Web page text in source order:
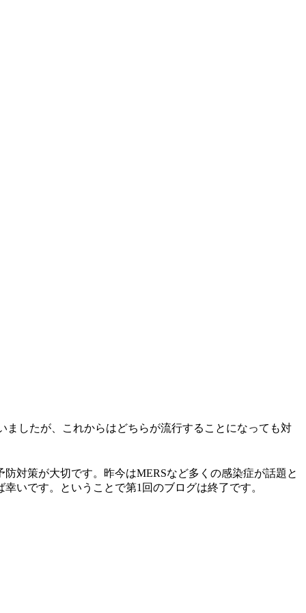
したが、これからはどちらが流行することになっても対
対策が大切です。昨今はMERSなど多くの感染症が話題と
いです。ということで第1回のブログは終了です。